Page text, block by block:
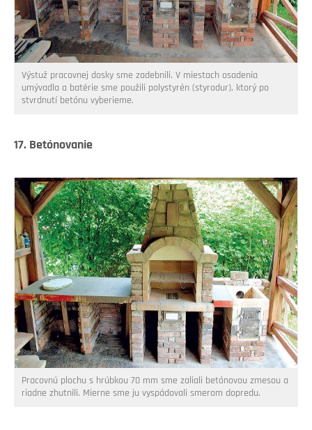
Výstuž pracovnej dosky sme zadebnili. V miestach osadenia
umývadla a batérie sme použili polystyrén (styrodur), ktorý po
stvrdnutí betónu vyberieme.
17. Betónovanie
Pracovnú plochu s hrúbkou 70 mm sme zaliali betónovou zmesou a
riadne zhutnili. Mierne sme ju vyspádovali smerom dopredu.